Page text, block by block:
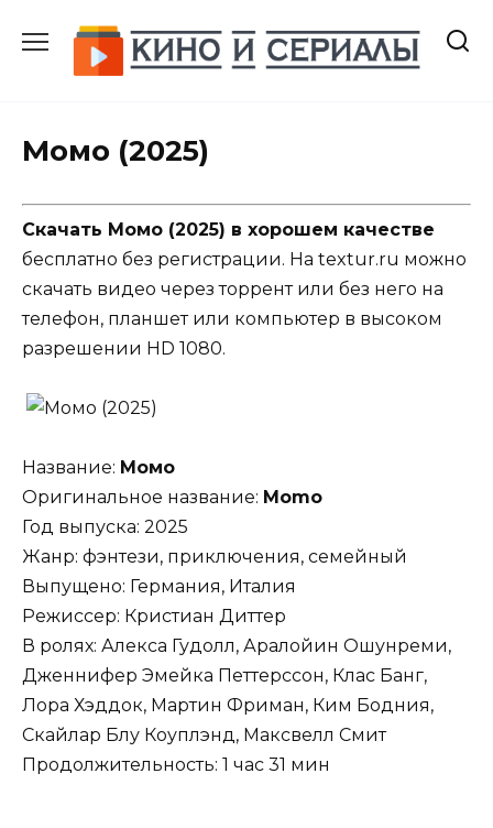
содержанию
Момо (2025)
Скачать Момо (2025) в хорошем качестве
бесплатно без регистрации. На textur.ru можно
скачать видео через торрент или без него на
телефон, планшет или компьютер в высоком
разрешении HD 1080.
Название: Момо
Оригинальное название: Momo
Год выпуска: 2025
Жанр: фэнтези, приключения, семейный
Выпущено: Германия, Италия
Режиссер: Кристиан Диттер
В ролях: Алекса Гудолл, Аралойин Ошунреми,
Дженнифер Эмейка Петтерссон, Клас Банг,
Лора Хэддок, Мартин Фриман, Ким Бодния,
Скайлар Блу Коуплэнд, Максвелл Смит
Продолжительность: 1 час 31 мин